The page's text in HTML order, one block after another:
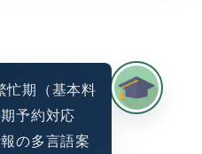
忙期（基本料
予約対応
の多言語案